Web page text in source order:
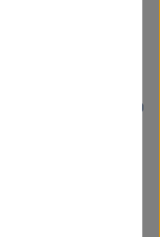
Keynotes, zwei
mit insgesamt 30
Postersession
nicht zuletzt
einem
durch